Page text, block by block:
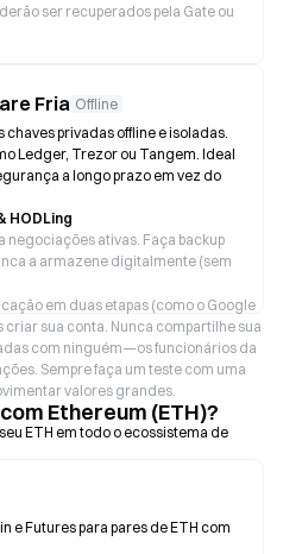
ser recuperados pela Gate ou
Fria Offline
privadas offline e isoladas.
Ledger, Trezor ou Tangem. Ideal
a longo prazo em vez do
HODLing
negociações ativas. Faça backup
a armazene digitalmente (sem
em duas etapas (como o Google
sua conta. Nunca compartilhe sua
com ninguém—os funcionários da
Sempre faça um teste com uma
valores grandes.
Ethereum (ETH)?
ETH em todo o ecossistema de
e Futures para pares de ETH com